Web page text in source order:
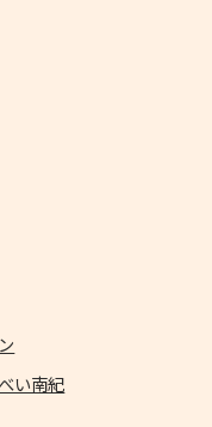
い南紀